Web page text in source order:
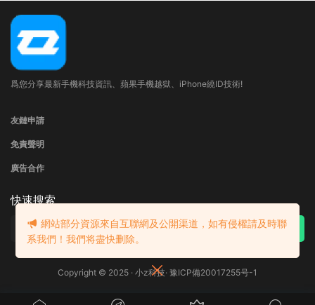
爲您分享最新手機科技資訊、蘋果手機越獄、iPhone繞ID技術!
友鏈申請
免責聲明
廣告合作
快速搜索
Copyright © 2025 · 小z科技· 豫ICP備20017255号-1
網站部分資源來自互聯網及公開渠道，如有侵權請及時聯
系我們！我們将盡快删除。